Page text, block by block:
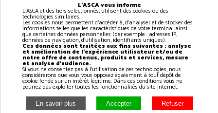
L'ASCA vous informe
L'ASCA et des tiers selectionnés, utilisent des cookies ou des
technologies similaires.
Les cookies nous permettent d'accéder à, d'analyser et de stocker des
informations telles que les caractéristiques de votre terminal ainsi
que certaines données personnelles (par exemple : adresses IP,
données de navigation, d'utilisation, identifiants uniques).
Ces données sont traitées aux fins suivantes : analyse
et amélioration de l'expérience utilisateur et/ou de
notre offre de contenus, produits et services, mesure
et analyse d'audience.
Si vous ne consentez pas à l'utilisation de ces technologies, nous
considérerons que vous vous opposez également à tout dépôt de
cookie fondé sur un intérêt légitime. Dans ces conditions vous ne
pourrez pas exploiter toutes les fonctionnalités du site internet.